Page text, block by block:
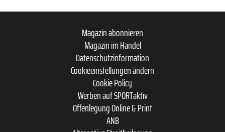
Magazin abonnieren
Magazin im Handel
Datenschutzinformation
Cookieeinstellungen ändern
Cookie Policy
Werben auf SPORTaktiv
Offenlegung Online & Print
ANB